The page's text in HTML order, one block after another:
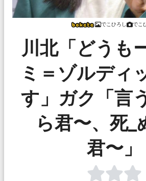
でこひろし でこ
川北「どうも
ミ＝ゾルディ
す」ガク「言
ら君〜、死_
君〜」